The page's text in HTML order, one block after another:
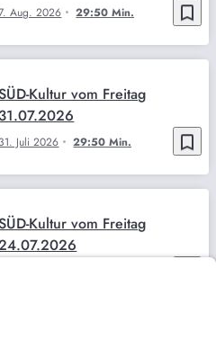
bookmark_border
Aug. 2026 29:50 Min.
bookmark_border
31. Juli 2026 29:50 Min.
Kultur vom Freitag
31.07.2026
Kultur vom Freitag